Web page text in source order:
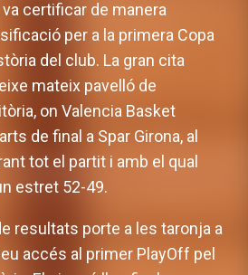
certificar de manera
per a la primera Copa
del club. La gran cita
mateix pavelló de
on Valencia Basket
de final a Spar Girona, al
tot el partit i amb el qual
estret 52-49.
resultats porte a les taronja a
accés al primer PlayOff pel